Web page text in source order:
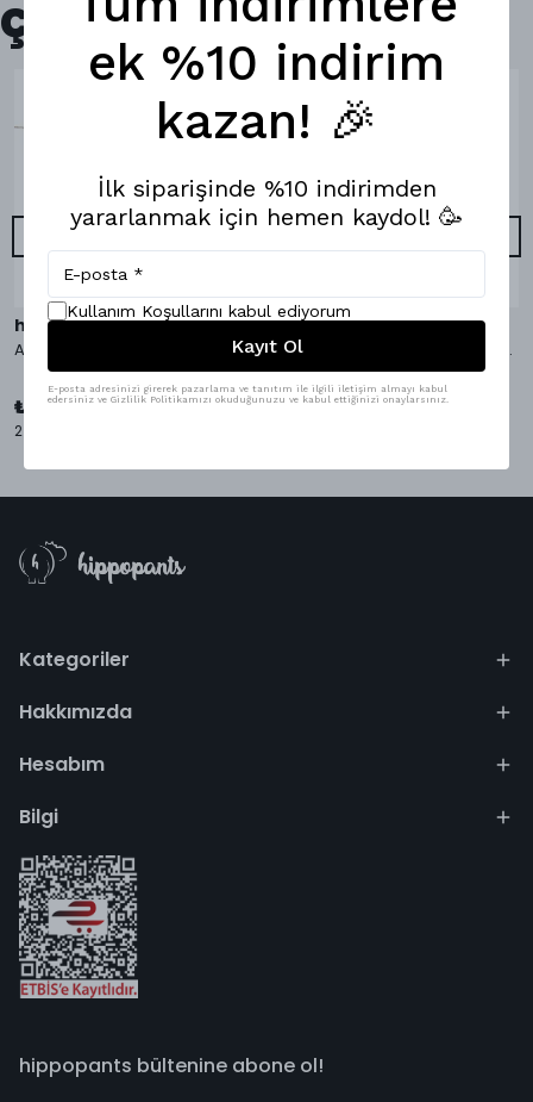
Çok Satanlar
hippopants
AvocaDo It Bambu Çorap
₺ 349.00
2 Çorap Bedeni
hippopants
AvocaDo It Boxer & Bambu Çorap
%9
₺ 1,098.00
₺ 999.00
Kategoriler
Hakkımızda
Hesabım
Bilgi
hippopants bültenine abone ol!
ek %10 indirim
kazan! 🎉
İlk siparişinde %10 indirimden
yararlanmak için hemen kaydol! 🥳
Kullanım Koşullarını kabul ediyorum
Kayıt Ol
E-posta adresinizi girerek pazarlama ve tanıtım ile ilgili iletişim almayı kabul
edersiniz ve Gizlilik Politikamızı okuduğunuzu ve kabul ettiğinizi onaylarsınız.